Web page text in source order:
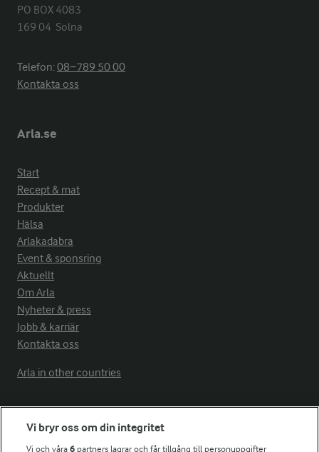
PO BOX 4083
169 04  Solna
Telefon:08−789 50 00
Kontakta oss
Arla.se
Start
Recept & mat
Produkter
Hälsa
Arlakadabra
Event & sponsring
Aktuellt
Om Arla
Nyheter & press
Jobb & karriär
Kontakta oss
Arla in other countries
Fler Arlasajter
Vi bryr oss om din integritet
Vi och våra6 partners lagrar och får tillgång till personuppgifter